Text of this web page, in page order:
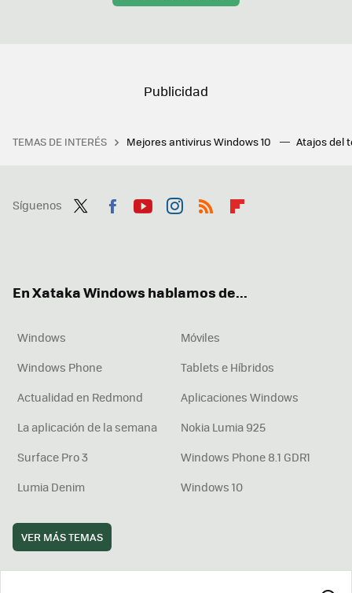
TEMAS DE INTERÉS Mejores antivirus Windows 10 Atajos del
Síguenos
En Xataka Windows hablamos de...
Windows
Móviles
Windows Phone
Tablets e Híbridos
Actualidad en Redmond
Aplicaciones Windows
La aplicación de la semana
Nokia Lumia 925
Surface Pro 3
Windows Phone 8.1 GDR1
Lumia Denim
Windows 10
VER MÁS TEMAS